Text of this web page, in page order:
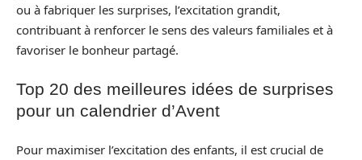
ou à fabriquer les surprises, l’excitation grandit,
contribuant à renforcer le sens des valeurs familiales et à
favoriser le bonheur partagé.
Top 20 des meilleures idées de surprises
pour un calendrier d’Avent
Pour maximiser l’excitation des enfants, il est crucial de